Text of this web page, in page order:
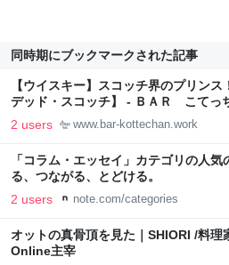
同時期にブックマークされた記事
【ウイスキー】スコッチ界のプリン
デッド・スコッチ】 - ＢＡＲ こてっ
2 users www.bar-kottechan.work
「コラム・エッセイ」カテゴリの人
る、つながる、とどける。
2 users note.com/categories
オットの真骨頂を見た｜SHIORI /料
Online主宰